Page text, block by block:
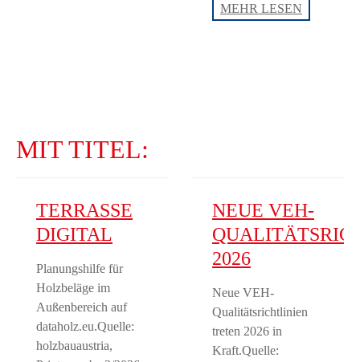
MEHR LESEN
MIT TITEL:
TERRASSE
DIGITAL
Planungshilfe für
Holzbeläge im
Außenbereich auf
dataholz.eu.Quelle:
holzbauaustria,
NEUE VEH-
2026
Neue VEH-
Qualitätsrichtlinien
treten 2026 in
Kraft.Quelle: